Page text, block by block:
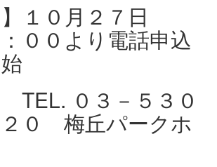
】１０月２７日
：００より電話申込
３－５３０
２０ 梅丘パークホ